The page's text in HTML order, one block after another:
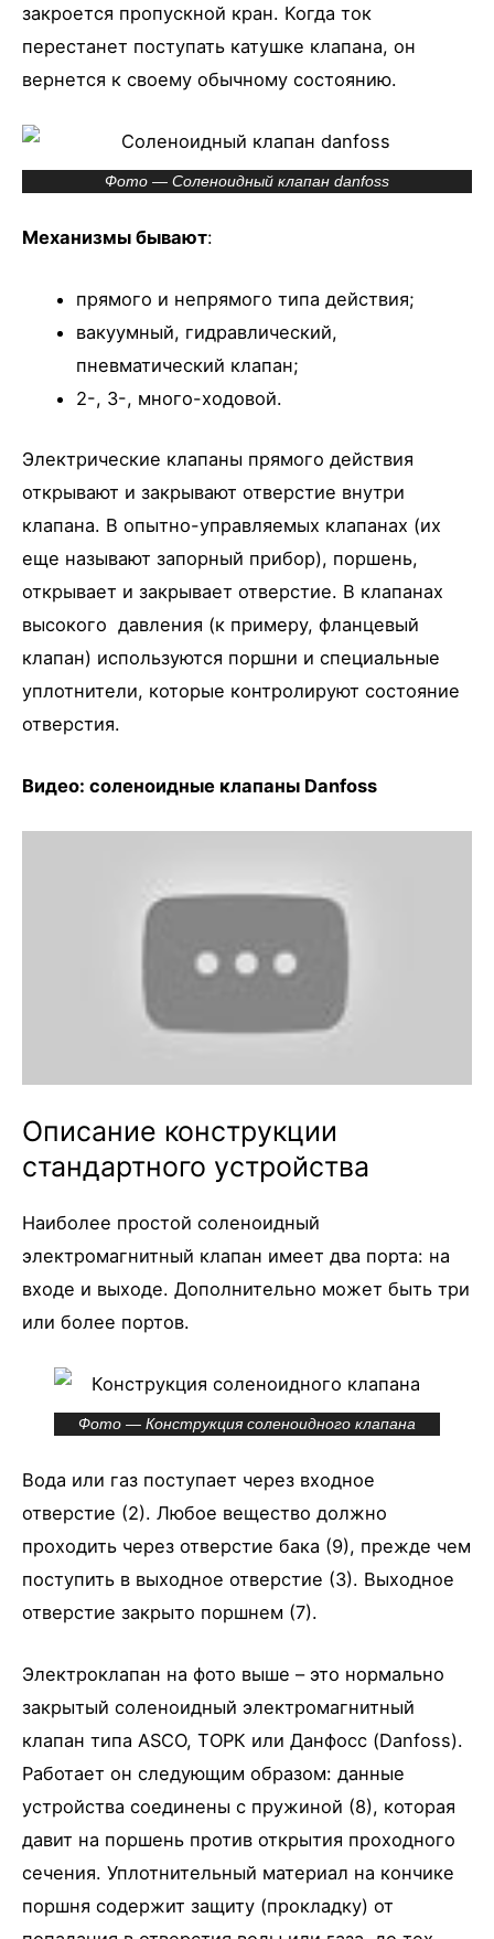
закроется пропускной кран. Когда ток
перестанет поступать катушке клапана, он
вернется к своему обычному состоянию.
Фото — Соленоидный клапан danfoss
Механизмы бывают:
прямого и непрямого типа действия;
вакуумный, гидравлический,
пневматический клапан;
2-, 3-, много-ходовой.
Электрические клапаны прямого действия
открывают и закрывают отверстие внутри
клапана. В опытно-управляемых клапанах (их
еще называют запорный прибор), поршень,
открывает и закрывает отверстие. В клапанах
высокого давления (к примеру, фланцевый
клапан) используются поршни и специальные
уплотнители, которые контролируют состояние
отверстия.
Видео: соленоидные клапаны Danfoss
Описание конструкции
стандартного устройства
Наиболее простой соленоидный
электромагнитный клапан имеет два порта: на
входе и выходе. Дополнительно может быть три
или более портов.
Фото — Конструкция соленоидного клапана
Вода или газ поступает через входное
отверстие (2). Любое вещество должно
проходить через отверстие бака (9), прежде чем
поступить в выходное отверстие (3). Выходное
отверстие закрыто поршнем (7).
Электроклапан на фото выше – это нормально
закрытый соленоидный электромагнитный
клапан типа ASCO, ТОРК или Данфосс (Danfoss).
Работает он следующим образом: данные
устройства соединены с пружиной (8), которая
давит на поршень против открытия проходного
сечения. Уплотнительный материал на кончике
поршня содержит защиту (прокладку) от